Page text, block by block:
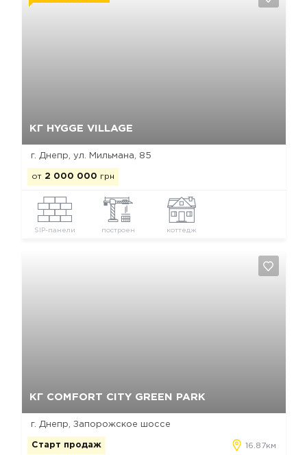
КГ HYGGE VILLAGE
г. Днепр, ул. Мильмана, 85
от 2 000 000 грн
SIP-панели построен коттедж
КГ COMFORT CITY GREEN PARK
г. Днепр, Запорожское шоссе
Старт продаж 16.87км